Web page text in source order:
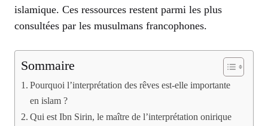
islamique. Ces ressources restent parmi les plus
consultées par les musulmans francophones.
Sommaire
Pourquoi l’interprétation des rêves est-elle importante
en islam ?
Qui est Ibn Sirin, le maître de l’interprétation onirique